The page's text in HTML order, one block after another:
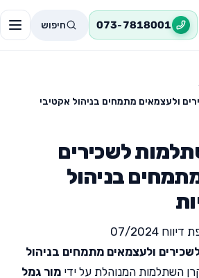
073-7818001 חיפוש
ולעצמאים מתמחים בניהול אקטיבי
לשכירים
בניהול
07/2024
ולעצמאים מתמחים בניהול
השתלמות המנוהלת על ידי מור גמל